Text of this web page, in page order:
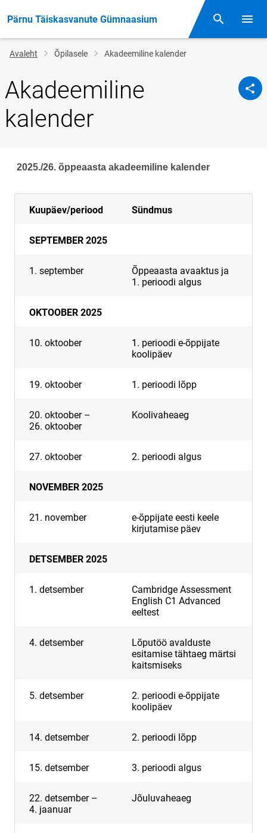
Pärnu Täiskasvanute Gümnaasium Otsing
Jälglink
Avaleht Õpilasele Akadeemiline kalender
Akadeemiline
kalender
2025./26. õppeaasta akadeemiline kalender
Kuupäev/periood Sündmus
SEPTEMBER 2025
1. september
Õppeaasta avaaktus ja
1. perioodi algus
OKTOOBER 2025
10. oktoober
1. perioodi e-õppijate
koolipäev
19. oktoober 1. perioodi lõpp
20. oktoober –
26. oktoober
Koolivaheaeg
27. oktoober 2. perioodi algus
NOVEMBER 2025
21. november
e-õppijate eesti keele
kirjutamise päev
DETSEMBER 2025
1. detsember
Cambridge Assessment
English C1 Advanced
eeltest
4. detsember
Lõputöö avalduste
esitamise tähtaeg märtsi
kaitsmiseks
5. detsember
2. perioodi e-õppijate
koolipäev
14. detsember 2. perioodi lõpp
15. detsember 3. perioodi algus
22. detsember –
4. jaanuar
Jõuluvaheaeg